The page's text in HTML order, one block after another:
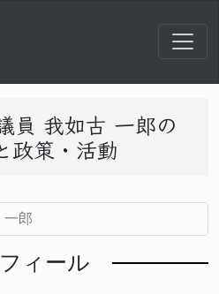
員 我如古 一郎の
政策・活動
郎
ィール